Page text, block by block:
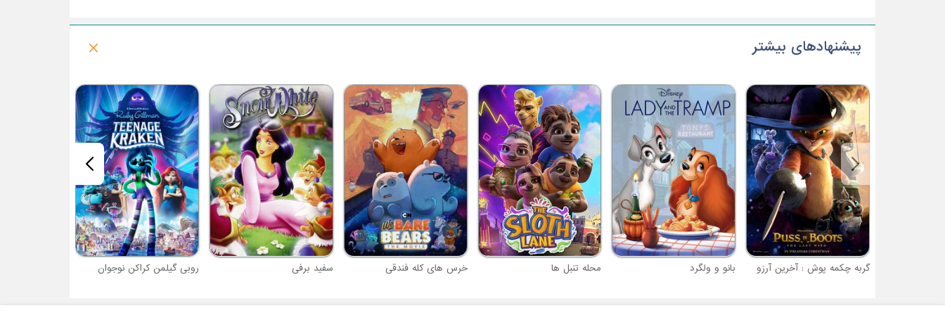
پیشنهادهای بیشتر
گربه چکمه پوش : آخرین آرزو بانو و ولگرد محله تنبل ها خرس های کله فندقی سفید برفی روبی گیلمن کراکن نوجوان